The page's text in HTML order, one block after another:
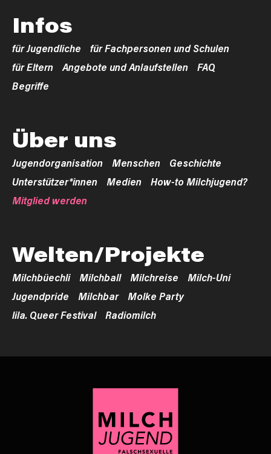
Infos
für Jugendliche
für Fachpersonen und Schulen
für Eltern
Angebote und Anlaufstellen
FAQ
Begriffe
Über uns
Jugendorganisation Menschen
Geschichte
Unterstützer*innen
Medien
How-to Milchjugend?
Mitglied werden
Welten/Projekte
Milchbüechli Milchball Milchreise
Milch-Uni
Jugendpride
Milchbar
Molke Party
lila. Queer Festival
Radiomilch